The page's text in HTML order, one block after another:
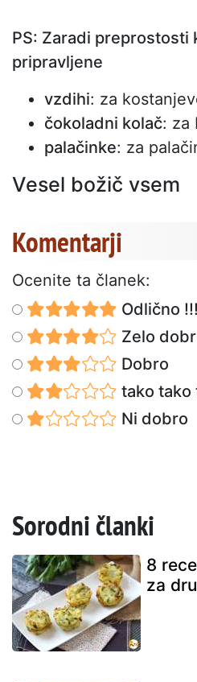
PS: Zaradi preprostosti
pripravljene
vzdihi: za
čokoladni kolač: za
palačinke: za
Vesel božič vsem
Komentarji
Ocenite ta članek:
Odlično !!!
Zelo
Dobro
tako tako
Ni dobro
Sorodni članki
8
za